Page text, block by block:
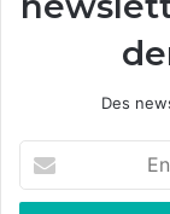
Des
t